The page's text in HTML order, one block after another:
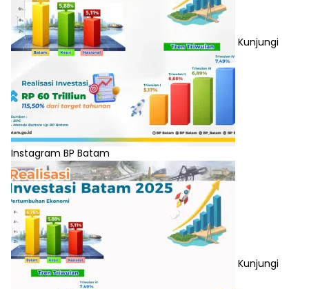
Kunjungi
Instagram BP Batam
Kunjungi